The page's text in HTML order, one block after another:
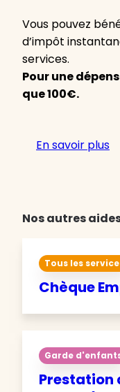
Vous pouvez
d’impôt
services.
Pour une
que 100€.
En savoir plus
Nos autres
Tous les
Chèque
Garde
Prestation